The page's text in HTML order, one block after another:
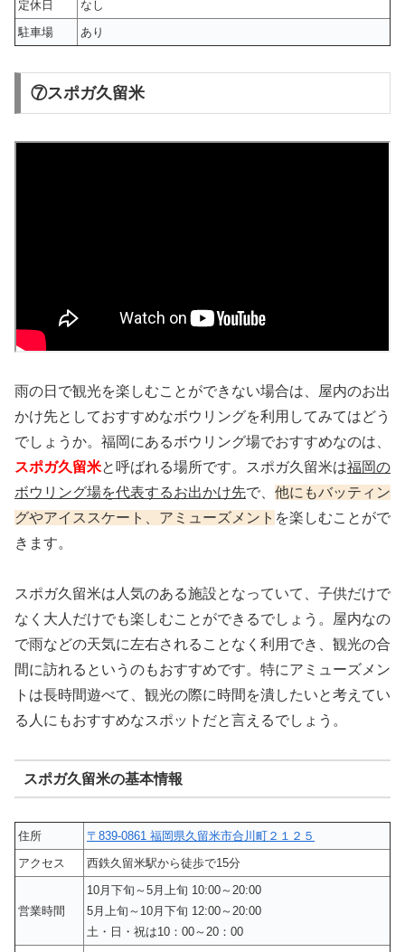
定休日
なし
駐車場
あり
⑦スポガ久留米
雨の日で観光を楽しむことができない場合は、屋内のお出
かけ先としておすすめなボウリングを利用してみてはどう
でしょうか。福岡にあるボウリング場でおすすめなのは、
スポガ久留米と呼ばれる場所です。スポガ久留米は福岡の
ボウリング場を代表するお出かけ先で、 他にもバッティン
グやアイススケート、アミューズメント を楽しむことがで
きます。
スポガ久留米は人気のある施設となっていて、子供だけで
なく大人だけでも楽しむことができるでしょう。屋内なの
で雨などの天気に左右されることなく利用でき、観光の合
間に訪れるというのもおすすめです。特にアミューズメン
トは長時間遊べて、観光の際に時間を潰したいと考えてい
る人にもおすすめなスポットだと言えるでしょう。
スポガ久留米の基本情報
住所
〒839-0861 福岡県久留米市合川町２１２５
アクセス
西鉄久留米駅から徒歩で15分
営業時間
10月下旬～5月上旬 10:00～20:00
5月上旬～10月下旬 12:00～20:00
土・日・祝は10：00～20：00